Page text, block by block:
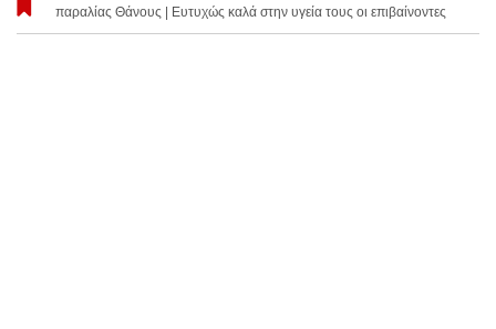
παραλίας Θάνους | Ευτυχώς καλά στην υγεία τους οι επιβαίνοντες